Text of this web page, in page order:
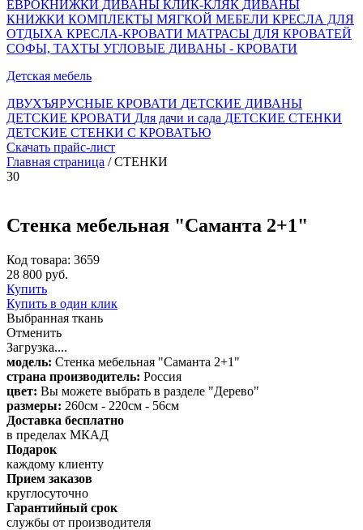
ЕВРОКНИЖКИ ДИВАНЫ КЛИК-КЛЯК ДИВАНЫ
КНИЖКИ КОМПЛЕКТЫ МЯГКОЙ МЕБЕЛИ КРЕСЛА ДЛЯ
ОТДЫХА КРЕСЛА-КРОВАТИ МАТРАСЫ ДЛЯ КРОВАТЕЙ
СОФЫ, ТАХТЫ УГЛОВЫЕ ДИВАНЫ - КРОВАТИ
Детская мебель
ДВУХЪЯРУСНЫЕ КРОВАТИ ДЕТСКИЕ ДИВАНЫ
ДЕТСКИЕ КРОВАТИ Для дачи и сада ДЕТСКИЕ СТЕНКИ
ДЕТСКИЕ СТЕНКИ С КРОВАТЬЮ
Скачать прайс-лист
Главная страница / СТЕНКИ
30
Стенка мебельная "Саманта 2+1"
Код товара: 3659
28 800 руб.
Купить
Купить в один клик
Выбранная ткань
Отменить
Загрузка....
модель: Стенка мебельная "Саманта 2+1"
страна производитель: Россия
цвет: Вы можете выбрать в разделе "Дерево"
размеры: 260см - 220см - 56см
Доставка бесплатно
в пределах МКАД
Подарок
каждому клиенту
Прием заказов
круглосуточно
Гарантийный срок
службы от производителя